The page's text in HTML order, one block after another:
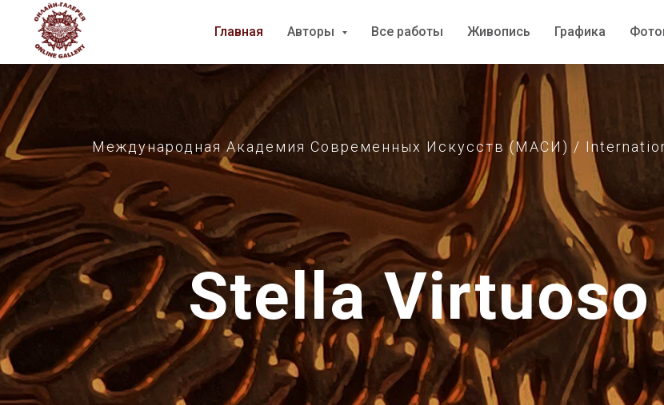
Главная Авторы Все работы Живопись Графика
Главная Авторы Все работы Живопись Графика
Stella
Международная Академия Современных Искусств (МАСИ) /